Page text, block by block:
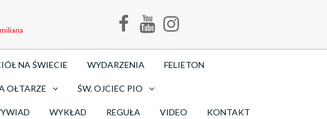
NA ŚWIECIE WYDARZENIA FELIETON
OŁTARZE ŚW. OJCIEC PIO
WYKŁAD REGUŁA VIDEO KONTAKT